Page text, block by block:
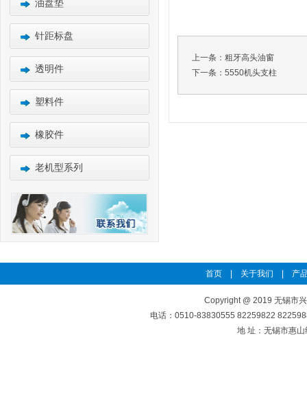
油盘垫
针距标盘
透明件
塑料件
橡胶件
老机型系列
上一条： 粗牙高头油窗
下一条： 5550机头支柱
首页 关于我们 产
Copyright @ 2019 无锡市
电话：0510-83830555 82259822
地 址：无锡市惠